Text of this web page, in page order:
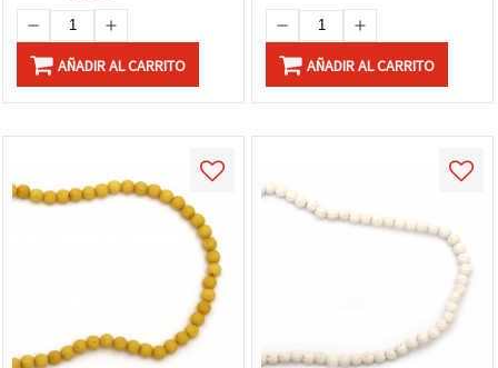
AÑADIR AL CARRITO AÑADIR AL CARRITO